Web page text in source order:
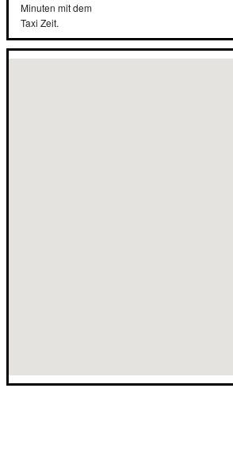
Minuten mit dem
Taxi Zeit.